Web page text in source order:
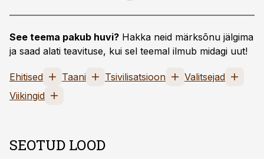
See teema pakub huvi? Hakka neid märksõnu jälgima
ja saad alati teavituse, kui sel teemal ilmub midagi uut!
Ehitised Taani Tsivilisatsioon
Valitsejad
Viikingid
SEOTUD LOOD